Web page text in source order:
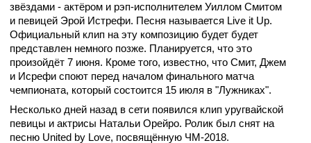
звёздами - актёром и рэп-исполнителем Уиллом Смитом
и певицей Эрой Истрефи. Песня называется Live it Up.
Официальный клип на эту композицию будет будет
представлен немного позже. Планируется, что это
произойдёт 7 июня. Кроме того, известно, что Смит, Джем
и Исрефи споют перед началом финального матча
чемпионата, который состоится 15 июля в "Лужниках".
Несколько дней назад в сети появился клип уругвайской
певицы и актрисы Натальи Орейро. Ролик был снят на
песню United by Love, посвящённую ЧМ-2018.